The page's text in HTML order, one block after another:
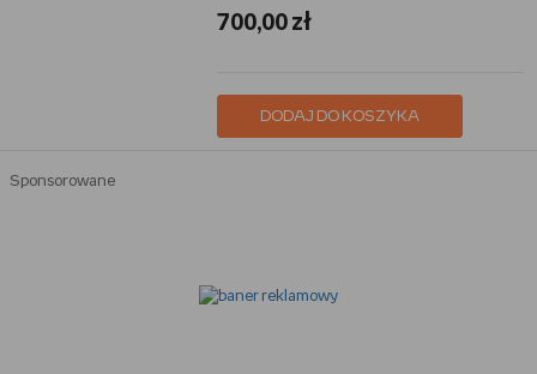
700,00 zł
DODAJ DO KOSZYKA
Sponsorowane